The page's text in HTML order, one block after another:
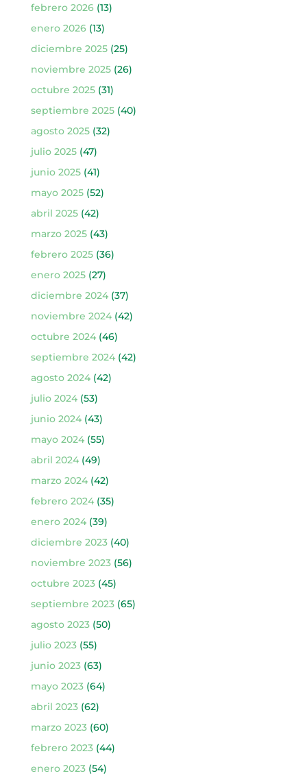
febrero 2026(13)
enero 2026(13)
diciembre 2025(25)
noviembre 2025(26)
octubre 2025(31)
septiembre 2025(40)
agosto 2025(32)
julio 2025(47)
junio 2025(41)
mayo 2025(52)
abril 2025(42)
marzo 2025(43)
febrero 2025(36)
enero 2025(27)
diciembre 2024(37)
noviembre 2024(42)
octubre 2024(46)
septiembre 2024(42)
agosto 2024(42)
julio 2024(53)
junio 2024(43)
mayo 2024(55)
abril 2024(49)
marzo 2024(42)
febrero 2024(35)
enero 2024(39)
diciembre 2023(40)
noviembre 2023(56)
octubre 2023(45)
septiembre 2023(65)
agosto 2023(50)
julio 2023(55)
junio 2023(63)
mayo 2023(64)
abril 2023(62)
marzo 2023(60)
febrero 2023(44)
enero 2023(54)